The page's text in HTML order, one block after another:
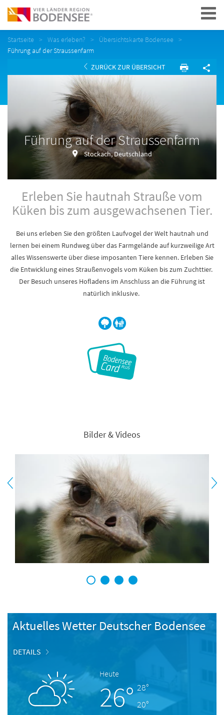
Navigation
Startseite Was erleben?
Übersichtskarte Bodensee
Führung auf der Straussenfarm
ZURÜCK ZUR ÜBERSICHT
Führung auf der Straussenfarm
Stockach, Deutschland
Erleben Sie hautnah Strauße vom
Küken bis zum ausgewachsenen Tier.
Bei uns erleben Sie den größten Laufvogel der Welt hautnah und
lernen bei einem Rundweg über das Farmgelände auf kurzweilige Art
alles Wissenswerte über diese imposanten Tiere kennen. Erleben Sie
die Entwicklung eines Straußenvogels vom Küken bis zum Zuchttier.
Der Besuch unseres Hofladens im Anschluss an die Führung ist
natürlich inklusive.
Bilder & Videos
1 2 3 4
Aktuelles Wetter Deutscher Bodensee
DETAILS
Heute
26° 28°
20°